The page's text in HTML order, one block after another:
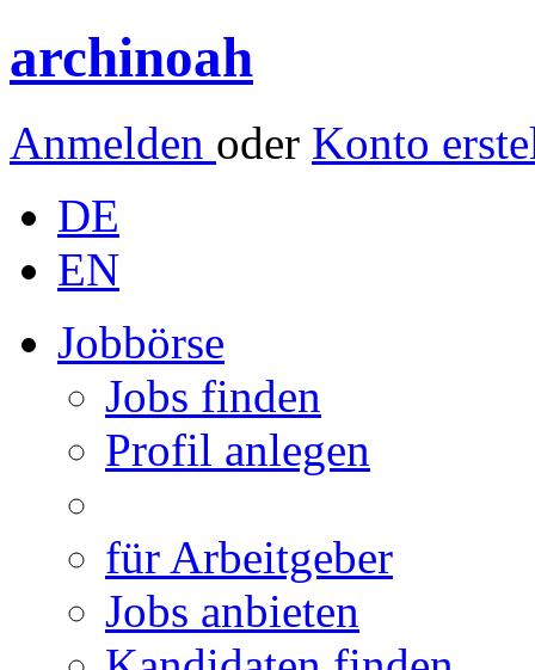
archinoah
Anmelden oder Konto
DE
EN
Jobbörse
Jobs finden
Profil anlegen
für Arbeitgeber
Jobs anbieten